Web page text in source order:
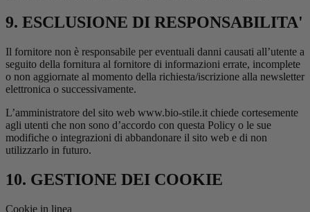
9. ESCLUSIONE DI RESPONSABILITA'
Il fornitore non è responsabile per eventuali danni causati all’utente a
seguito della fornitura al fornitore di informazioni errate, incomplete
o non aggiornate al momento della richiesta/iscrizione alla newsletter
elettronica o successivamente.
L’amministratore del sito web www.bio-stile.it chiede cortesemente
agli utenti che non sono d’accordo con questa Policy o le sue
modifiche o integrazioni di abbandonare il sito web e di non
utilizzarlo in futuro.
10. GESTIONE DEI COOKIE
Cookie in linea